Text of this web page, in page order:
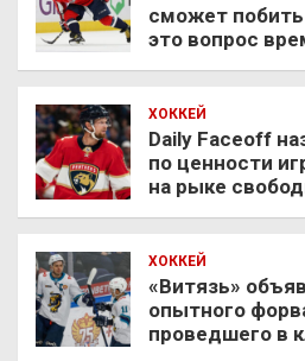
сможет
это вопрос
ХОККЕЙ
Daily Faceoff
по ценности
на рыке
ХОККЕЙ
«Витязь»
опытного
проведшего в